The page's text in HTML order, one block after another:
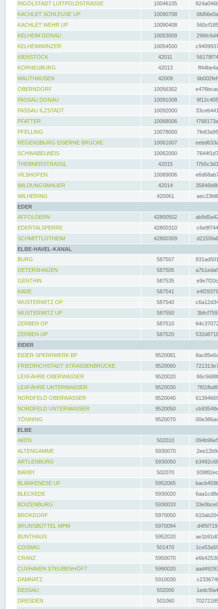
INGOLSTADT LUITPOLDSTRASSE
10046105
KACHLET SCHLEUSE UP
10090708
KACHLET WEHR UP
10090408
KELHEIM DONAU
10053009
KELHEIMWINZER
10054500
KIENSTOCK
42011
KORNEUBURG
42013
MAUTHAUSEN
42009
OBERNDORF
10056302
PASSAU DONAU
10091008
PASSAU ILZSTADT
10092000
PFATTER
10068006
PFELLING
10078000
REGENSBURG EISERNE BRÜCKE
10061007
SCHWABELWEIS
10062000
THEBNERSTRASSL
42015
VILSHOFEN
10089006
WILDUNGSMAUER
42014
WILHERING
420061
EDER
AFFOLDERN
42800502
EDERTALSPERRE
42800310
SCHMITTLOTHEIM
42800309
ELBE-HAVEL-KANAL
BURG
587507
DETERSHAGEN
587505
GENTHIN
587535
KADE
587541
WUSTERWITZ OP
587540
WUSTERWITZ UP
587550
ZERBEN OP
587510
ZERBEN UP
587520
EIDER
EIDER-SPERRWERK BP
9520081
FRIEDRICHSTADT STRASSENBRÜCKE
9520060
LEXFÄHRE OBERWASSER
9520020
LEXFÄHRE UNTERWASSER
9520030
NORDFELD OBERWASSER
9520040
NORDFELD UNTERWASSER
9520050
TÖNNING
9520070
ELBE
AKEN
502010
ALTENGAMME
5930070
ARTLENBURG
5930050
BARBY
502070
BLANKENESE UF
5952065
BLECKEDE
5930020
BOIZENBURG
5930033
BROKDORF
5970050
BRUNSBÜTTEL MPM
5970094
BUNTHAUS
5952020
COSWIG
501470
CRANZ
5950070
CUXHAVEN STEUBENHÖFT
5990020
DAMNATZ
5910030
DESSAU
502000
DRESDEN
501060